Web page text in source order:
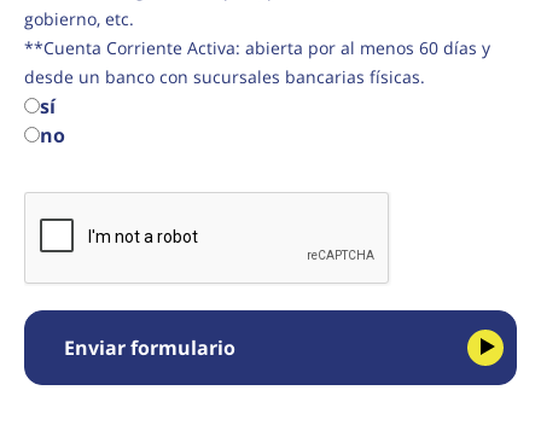
gobierno, etc.
**Cuenta Corriente Activa: abierta por al menos 60 días y
desde un banco con sucursales bancarias físicas.
sí
no
Enviar formulario